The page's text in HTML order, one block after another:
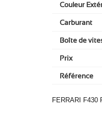
Couleur
Carburant
Boîte de
Prix
Référence
FERRARI F430